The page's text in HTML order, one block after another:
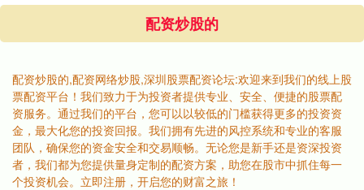
配资炒股的
配资炒股的,配资网络炒股,深圳股票配资论坛:欢迎来到我们的线上股
票配资平台！我们致力于为投资者提供专业、安全、便捷的股票配
资服务。通过我们的平台，您可以以较低的门槛获得更多的投资资
金，最大化您的投资回报。我们拥有先进的风控系统和专业的客服
团队，确保您的资金安全和交易顺畅。无论您是新手还是资深投资
者，我们都为您提供量身定制的配资方案，助您在股市中抓住每一
个投资机会。立即注册，开启您的财富之旅！